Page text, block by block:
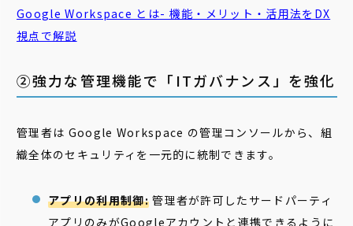
Google Workspace とは- 機能・メリット・活用法をDX
視点で解説
②強力な管理機能で「ITガバナンス」を強化
管理者は Google Workspace の管理コンソールから、組
織全体のセキュリティを一元的に統制できます。
アプリの利用制御:管理者が許可したサードパーティ
アプリのみがGoogleアカウントと連携できるように